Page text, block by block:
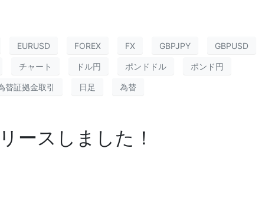
EURUSD FOREX FX GBPJPY GBPUSD
チャート ドル円 ポンドドル ポンド円
替証拠金取引 日足 為替
ースしました！